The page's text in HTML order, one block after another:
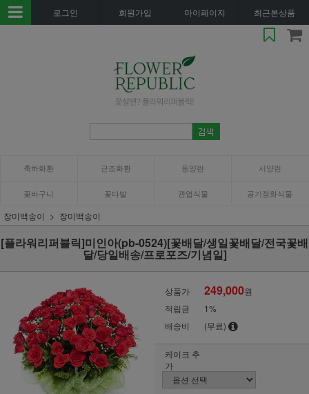
로그인 회원가입 마이페이지 최근본상품
축하화환 근조화환 동양란 서양란
꽃바구니 꽃다발 관엽식물 공기정화식물
장미백송이 장미백송이
[플라워리퍼블릭]미인아(pb-0524)[꽃배달/생일꽃배달/전국꽃배
달/당일배송/프로포즈/기념일]
상품가 249,000원
적립금
1%
배송비
(무료)
케이크 추
가